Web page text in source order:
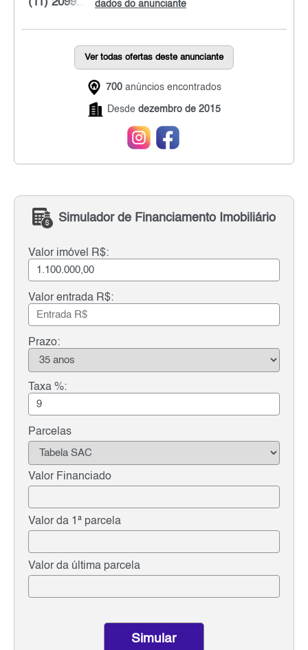
dados do anunciante
Ver todas ofertas deste anunciante
700 anúncios encontrados
Desde dezembro de 2015
Simulador de Financiamento Imobiliário
Valor imóvel R$:
Valor entrada R$:
Prazo:
Taxa %:
Parcelas
Valor Financiado
Valor da 1ª parcela
Valor da última parcela
Simular